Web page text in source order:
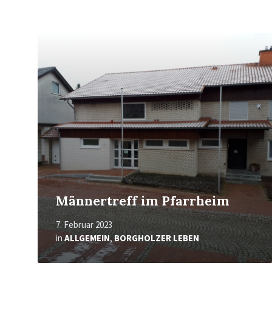
Männertreff im Pfarrheim
7. Februar 2023
inALLGEMEIN, BORGHOLZER LEBEN